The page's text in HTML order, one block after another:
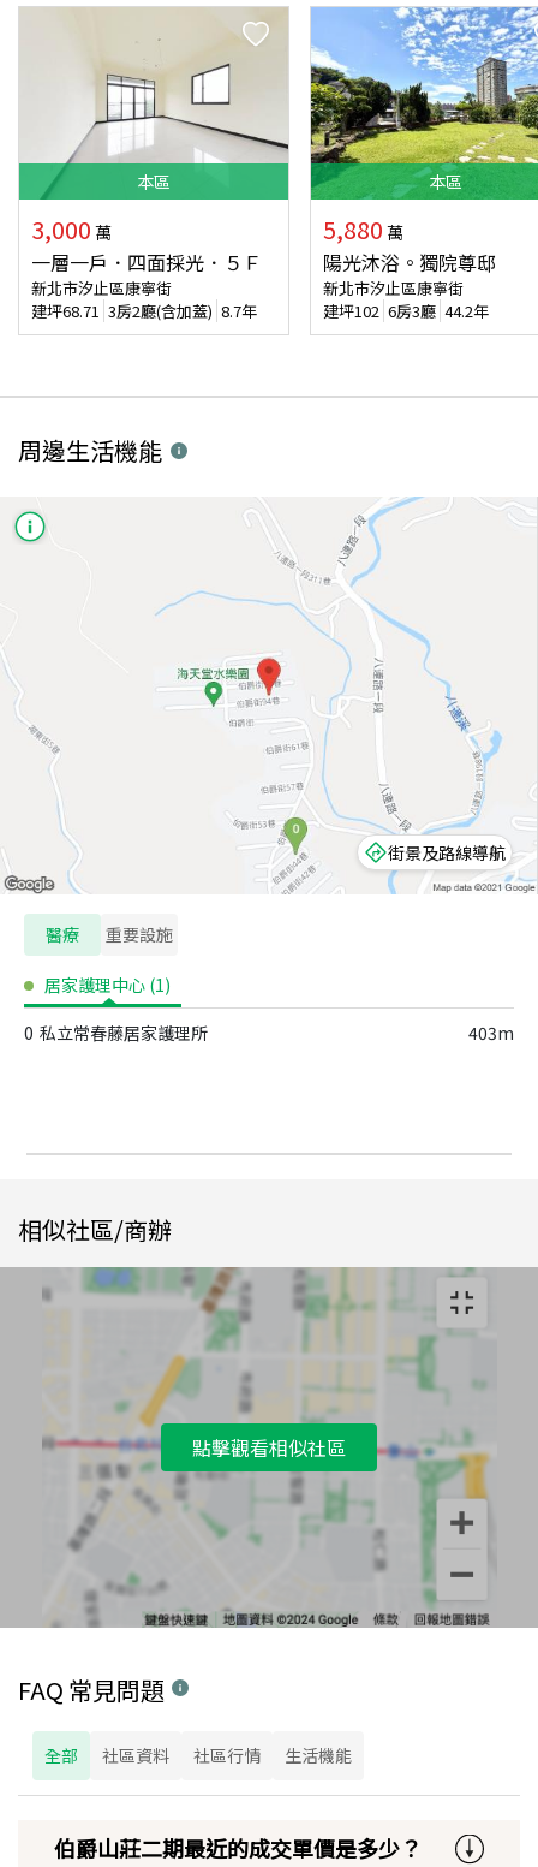
本區
3,000 萬
一層一戶．四面採光．５Ｆ
新北市汐止區康寧街
建坪68.71 3房2廳(含加蓋) 8.7年
本區
5,880 萬
陽光沐浴。獨院尊邸
新北市汐止區康寧街
建坪102 6房3廳 44.2年
周邊生活機能
街景及路線導航
醫療 重要設施
居家護理中心 (1)
0 私立常春藤居家護理所 403m
相似社區/商辦
點擊觀看相似社區
FAQ 常見問題
全部 社區資料 社區行情 生活機能
伯爵山莊二期最近的成交單價是多少？